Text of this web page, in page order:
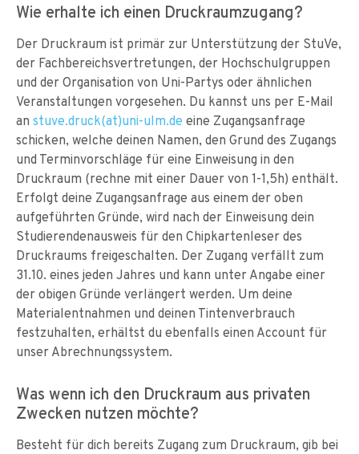
Wie erhalte ich einen Druckraumzugang?
Der Druckraum ist primär zur Unterstützung der StuVe,
der Fachbereichsvertretungen, der Hochschulgruppen
und der Organisation von Uni-Partys oder ähnlichen
Veranstaltungen vorgesehen. Du kannst uns per E-Mail
an stuve.druck(at)uni-ulm.de eine Zugangsanfrage
schicken, welche deinen Namen, den Grund des Zugangs
und Terminvorschläge für eine Einweisung in den
Druckraum (rechne mit einer Dauer von 1-1,5h) enthält.
Erfolgt deine Zugangsanfrage aus einem der oben
aufgeführten Gründe, wird nach der Einweisung dein
Studierendenausweis für den Chipkartenleser des
Druckraums freigeschalten. Der Zugang verfällt zum
31.10. eines jeden Jahres und kann unter Angabe einer
der obigen Gründe verlängert werden. Um deine
Materialentnahmen und deinen Tintenverbrauch
festzuhalten, erhältst du ebenfalls einen Account für
unser Abrechnungssystem.
Was wenn ich den Druckraum aus privaten
Zwecken nutzen möchte?
Besteht für dich bereits Zugang zum Druckraum, gib bei